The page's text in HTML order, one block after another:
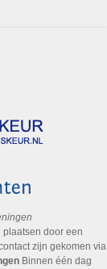
door een
zijn gekomen via
Binnen één dag